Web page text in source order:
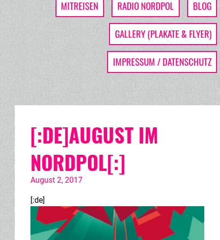
MITREISEN
RADIO NORDPOL
BLOG
GALLERY (PLAKATE & FLYER)
IMPRESSUM / DATENSCHUTZ
[:DE]AUGUST IM
NORDPOL[:]
August 2, 2017
[:de]